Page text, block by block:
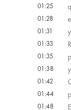
01:25
01:28
01:31
01:33
01:35
01:38
01:42
01:44
01:48